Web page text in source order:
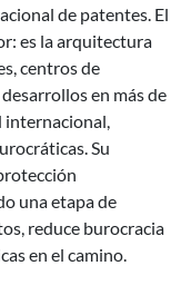
de patentes. El
es la arquitectura
centros de
en más de
internacional,
Su
una etapa de
reduce burocracia
en el camino.